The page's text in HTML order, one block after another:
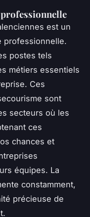
est un
professionnelle.
postes tels
métiers essentiels
Ces
sont
secteurs où les
ces
chances et
équipes. La
constamment,
précieuse de